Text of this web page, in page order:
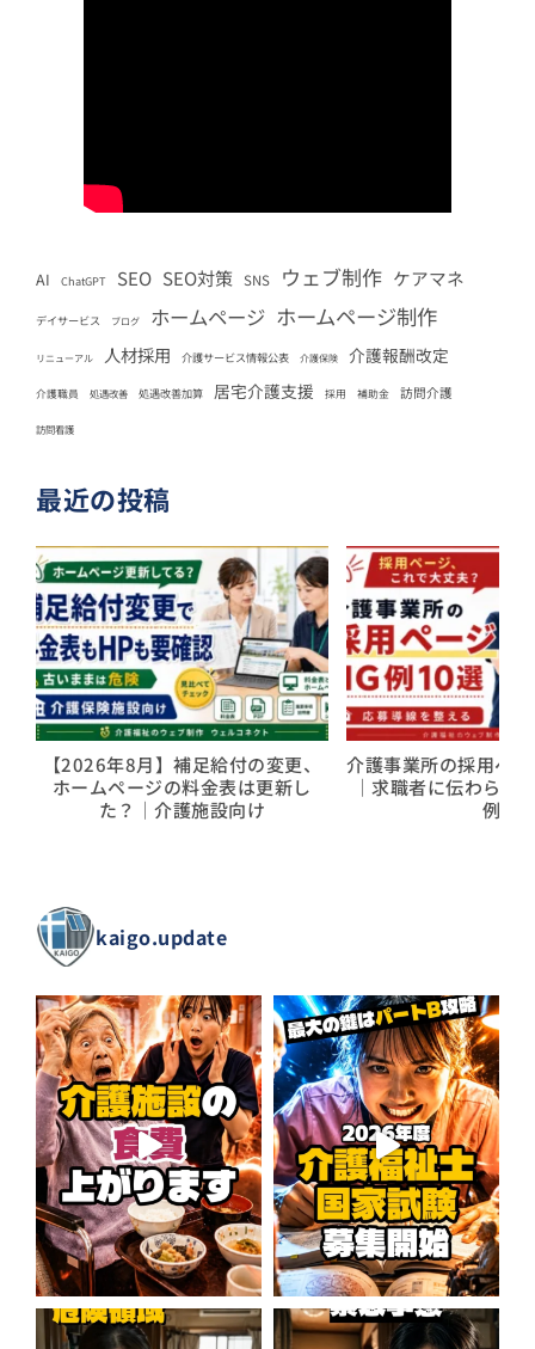
AI ChatGPT SEO SEO対策 SNS ウェブ制作 ケアマネ
デイサービス ブログ ホームページ ホームページ制作
リニューアル 人材採用 介護サービス情報公表 介護保険 介護報酬改定
介護職員 処遇改善 処遇改善加算 居宅介護支援 採用 補助金 訪問介護
訪問看護
最近の投稿
【2026年8月】補足給付の変更、
ホームページの料金表は更新し
た？｜介護施設向け
介護事業所の採用ペ
｜求職者に伝わらな
例
kaigo.update